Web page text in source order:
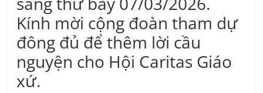
Kính mời cộng đoàn tham dự
đông đủ để thêm lời cầu
nguyện cho Hội Caritas Giáo
xứ.